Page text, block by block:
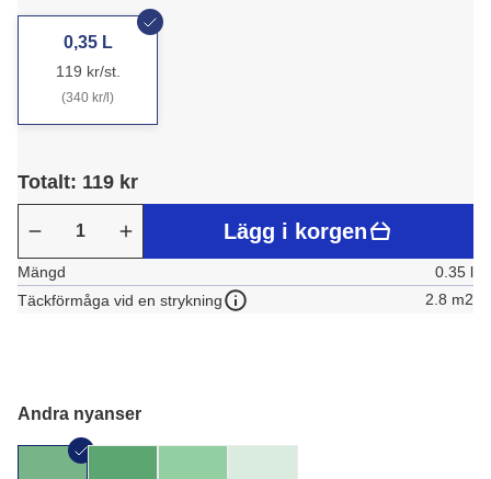
0,35 L
119 kr/st.
(340 kr/l)
Totalt: 119 kr
Lägg i korgen
Mängd
0.35 l
Täckförmåga vid en strykning
2.8 m2
Andra nyanser